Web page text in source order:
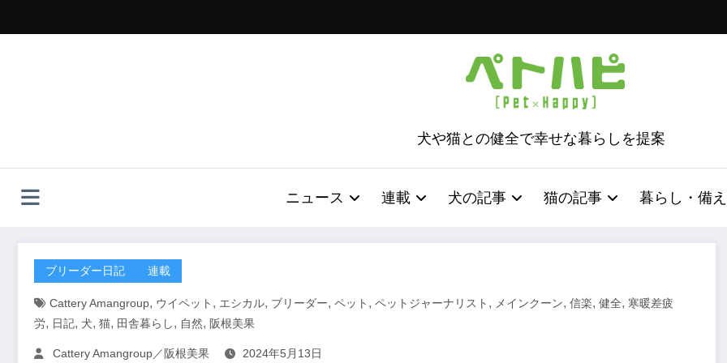
ッ
犬や猫との健全で幸せな暮らしを提案
ニュース 連載 犬の記事 猫の記事 暮らし・備え
ブリーダー日記 連載
Cattery Amangroup, ウイペット , エシカル, ブリーダー, ペット , ペットジャーナリスト , メインクーン, 信楽, 健全, 寒暖差疲
労, 日記, 犬, 猫, 田舎暮らし, 自然, 阪根美果
Cattery Amangroup／阪根美果 2024年5月13日